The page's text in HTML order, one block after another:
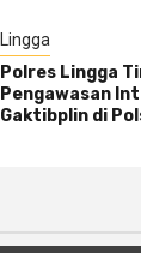
Lingga
Polres Lingga
Pengawasan
Gaktibplin di